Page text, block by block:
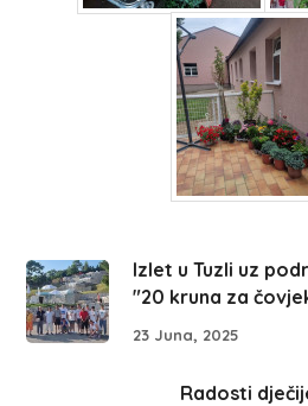
Izlet u Tuzli uz
"20 kruna za
23 Juna, 2025
Radosti